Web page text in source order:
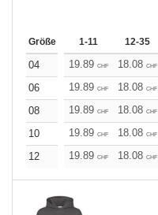
Größe 1-11 12-35
04 19.89 CHF 18.08 CHF
06
19.89 CHF 18.08 CHF
08
19.89 CHF 18.08 CHF
10
19.89 CHF 18.08 CHF
12
19.89 CHF 18.08 CHF